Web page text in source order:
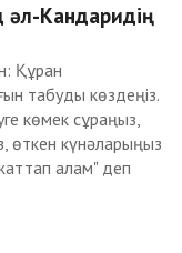
Кандаридің
Құран
табуды көздеңіз.
көмек сұраңыз,
өткен күнәларыңыз
алам" деп